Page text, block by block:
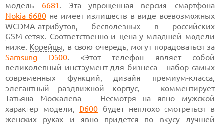
модель 6681 . Эта упрощенная версия смартфона
Nokia 6680 не имеет излишеств в виде всевозможных
WCDMA-атрибутов, бесполезных в российских
GSM-сетях. Соответственно и цена у младшей модели
ниже. Корейцы, в свою очередь, могут порадоваться за
Samsung D600. «Этот телефон являет собой
великолепный инструмент для бизнеса – набор самых
современных функций, дизайн премиум-класса,
элегантный раздвижной корпус, – комментирует
Татьяна Москалева. – Несмотря на явно мужской
характер модели, D600 будетнеплохо смотреться в
женских руках и явно придется по вкусу лучшей